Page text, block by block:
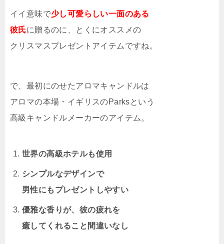
イイ意味で少し可愛らしい一面のある
彼氏に贈るのに、とくにオススメの
クリスマスプレゼントアイテムですね。
で、最初にのせたアロマキャンドルは
アロマの本場・イギリスのParksという
高級キャンドルメーカーのアイテム。
世界の高級ホテルも使用
シンプルなデザインで
男性にもプレゼントしやすい
優雅な香りが、彼の疲れを
癒してくれること間違いなし